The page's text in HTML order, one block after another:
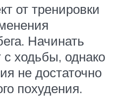
от тренировки
Начинать
с ходьбы, однако
не достаточно
похудения.